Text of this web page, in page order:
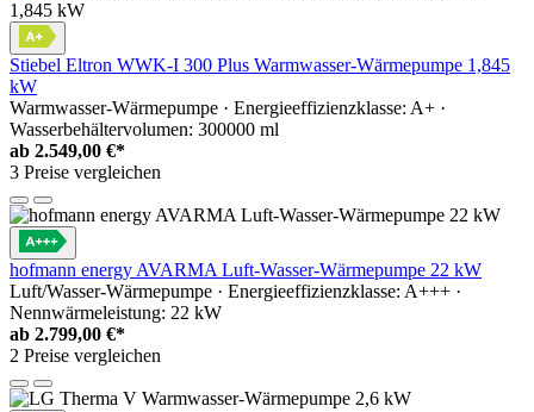
Stiebel Eltron WWK-I 300 Plus Warmwasser-Wärmepumpe 1,845
kW
Warmwasser-Wärmepumpe · Energieeffizienzklasse: A+ ·
Wasserbehältervolumen: 300000 ml
ab 2.549,00 €*
3 Preise vergleichen
hofmann energy AVARMA Luft-Wasser-Wärmepumpe 22 kW
Luft/Wasser-Wärmepumpe · Energieeffizienzklasse: A+++ ·
Nennwärmeleistung: 22 kW
ab 2.799,00 €*
2 Preise vergleichen